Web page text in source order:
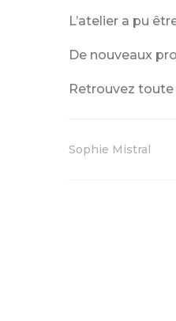
L’atelier a pu
De nouveaux
Retrouvez toute
Sophie Mistral